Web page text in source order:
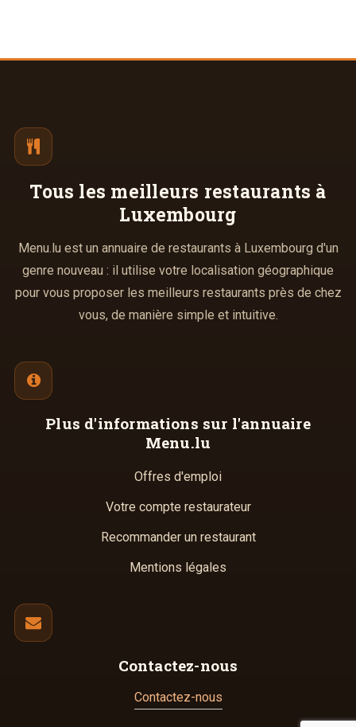
Tous les meilleurs restaurants à
Luxembourg
Menu.lu est un annuaire de restaurants à Luxembourg d'un
genre nouveau : il utilise votre localisation géographique
pour vous proposer les meilleurs restaurants près de chez
vous, de manière simple et intuitive.
Plus d'informations sur l'annuaire
Menu.lu
Offres d'emploi
Votre compte restaurateur
Recommander un restaurant
Mentions légales
Contactez-nous
Contactez-nous